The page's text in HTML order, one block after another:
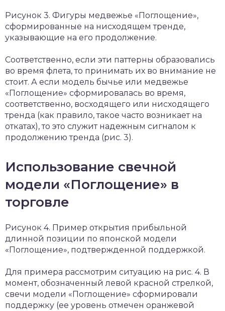
Рисунок 3. Фигуры медвежье «Поглощение»,
сформированные на нисходящем тренде,
указывающие на его продолжение.
Соответственно, если эти паттерны образовались
во время флета, то принимать их во внимание не
стоит. А если модель бычье или медвежье
«Поглощение» сформировалась во время,
соответственно, восходящего или нисходящего
тренда (как правило, такое часто возникает на
откатах), то это служит надежным сигналом к
продолжению тренда (рис. 3).
Использование свечной
модели «Поглощение» в
торговле
Рисунок 4. Пример открытия прибыльной
длинной позиции по японской модели
«Поглощение», подтвержденной поддержкой.
Для примера рассмотрим ситуацию на рис. 4. В
момент, обозначенный левой красной стрелкой,
свечи модели «Поглощение» сформировали
поддержку (ее уровень отмечен оранжевой